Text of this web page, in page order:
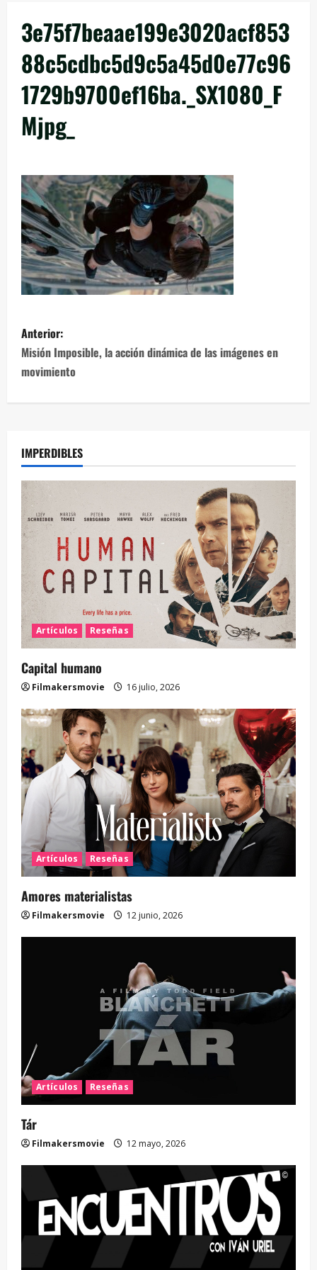
3e75f7beaae199e3020acf853
88c5cdbc5d9c5a45d0e77c96
1729b9700ef16ba._SX1080_F
Mjpg_
Anterior:
Misión Imposible, la acción dinámica de las imágenes en
movimiento
IMPERDIBLES
Artículos Reseñas
Capital humano
Filmakersmovie 16 julio, 2026
Artículos Reseñas
Amores materialistas
Filmakersmovie 12 junio, 2026
Artículos Reseñas
Tár
Filmakersmovie 12 mayo, 2026